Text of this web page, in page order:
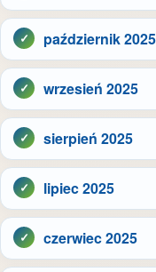
październik 2025
wrzesień 2025
sierpień 2025
lipiec 2025
czerwiec 2025